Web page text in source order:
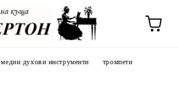
медни духови инструменти тромпети